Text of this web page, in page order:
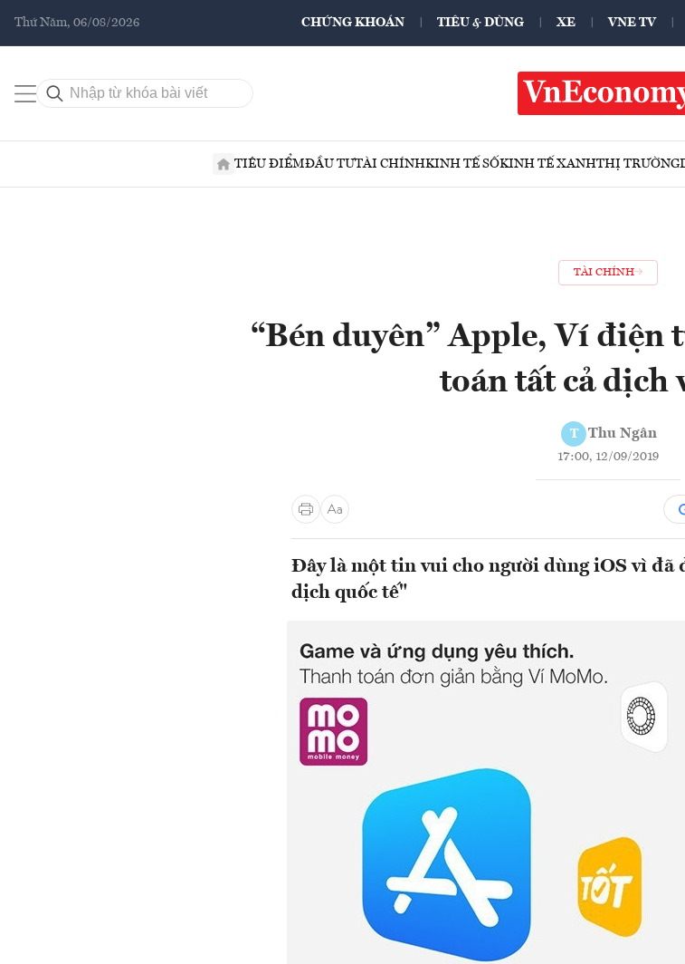
Thứ Năm, 06/08/2026 CHỨNG KHOÁN TIÊU & DÙNG XE VNE TV
TIÊU ĐIỂMĐẦU TƯTÀI CHÍNHKINH TẾ SỐKINH TẾ XANHTHỊ TRƯỜNG
TÀI CHÍNH
“Bén duyên” Apple, Ví điện
toán tất cả dịch
T Thu Ngân
17:00, 12/09/2019
Đây là một tin vui cho người dùng iOS vì đã
dịch quốc tế"